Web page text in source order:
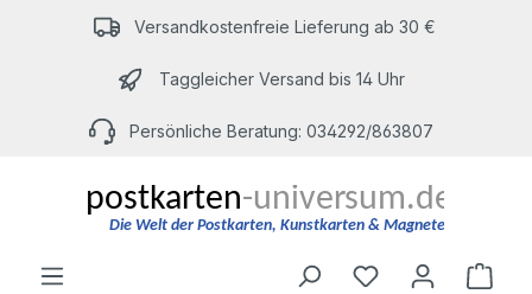
Zum Hauptinhalt springenVersandkostenfreie Lieferung ab 30 €
Taggleicher Versand bis 14 Uhr
Persönliche Beratung: 034292/863807
Du hast 0